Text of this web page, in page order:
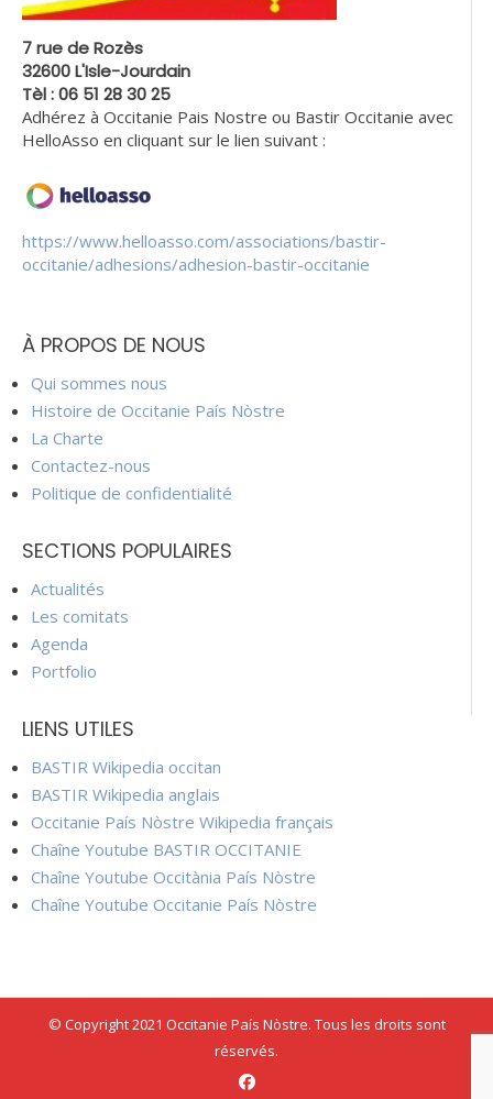
7 rue de Rozès
32600 L'Isle-Jourdain
Tèl : 06 51 28 30 25
Adhérez à Occitanie Pais Nostre ou Bastir Occitanie avec
HelloAsso en cliquant sur le lien suivant :
https://www.helloasso.com/associations/bastir-
occitanie/adhesions/adhesion-bastir-occitanie
À PROPOS DE NOUS
Qui sommes nous
Histoire de Occitanie País Nòstre
La Charte
Contactez-nous
Politique de confidentialité
SECTIONS POPULAIRES
Actualités
Les comitats
Agenda
Portfolio
LIENS UTILES
BASTIR Wikipedia occitan
BASTIR Wikipedia anglais
Occitanie País Nòstre Wikipedia français
Chaîne Youtube BASTIR OCCITANIE
Chaîne Youtube Occitània País Nòstre
Chaîne Youtube Occitanie País Nòstre
© Copyright 2021 Occitanie País Nòstre. Tous les droits sont
réservés.